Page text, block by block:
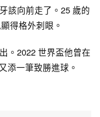
該向前走了。25 歲的
得格外刺眼。
。2022 世界盃他曾在
添一筆致勝進球。